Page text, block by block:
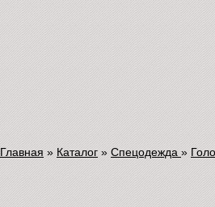
Главная » Каталог » Спецодежда »